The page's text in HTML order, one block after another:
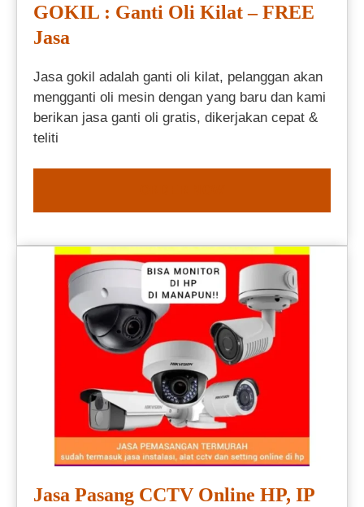
GOKIL : Ganti Oli Kilat – FREE
Jasa
Jasa gokil adalah ganti oli kilat, pelanggan akan
mengganti oli mesin dengan yang baru dan kami
berikan jasa ganti oli gratis, dikerjakan cepat &
teliti
Jasa Pasang CCTV Online HP, IP